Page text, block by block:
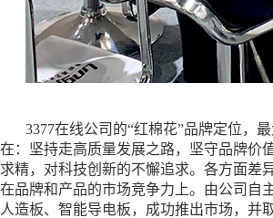
3377在线公司的“红棉花”品牌定位，
在：坚持走高质量发展之路，坚守品牌价
求精，对科技创新的不懈追求。各方面差
在品牌和产品的市场竞争力上。由公司自
人造板、智能导电板，成功推出市场，并